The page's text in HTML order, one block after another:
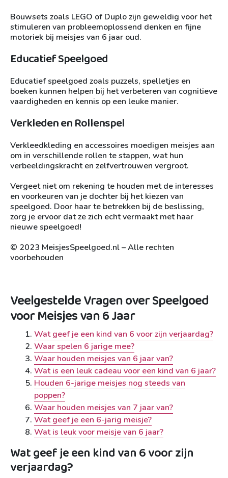
Bouwsets zoals LEGO of Duplo zijn geweldig voor het
stimuleren van probleemoplossend denken en fijne
motoriek bij meisjes van 6 jaar oud.
Educatief Speelgoed
Educatief speelgoed zoals puzzels, spelletjes en
boeken kunnen helpen bij het verbeteren van cognitieve
vaardigheden en kennis op een leuke manier.
Verkleden en Rollenspel
Verkleedkleding en accessoires moedigen meisjes aan
om in verschillende rollen te stappen, wat hun
verbeeldingskracht en zelfvertrouwen vergroot.
Vergeet niet om rekening te houden met de interesses
en voorkeuren van je dochter bij het kiezen van
speelgoed. Door haar te betrekken bij de beslissing,
zorg je ervoor dat ze zich echt vermaakt met haar
nieuwe speelgoed!
© 2023 MeisjesSpeelgoed.nl – Alle rechten
voorbehouden
Veelgestelde Vragen over Speelgoed
voor Meisjes van 6 Jaar
Wat geef je een kind van 6 voor zijn verjaardag?
Waar spelen 6 jarige mee?
Waar houden meisjes van 6 jaar van?
Wat is een leuk cadeau voor een kind van 6 jaar?
Houden 6-jarige meisjes nog steeds van
poppen?
Waar houden meisjes van 7 jaar van?
Wat geef je een 6-jarig meisje?
Wat is leuk voor meisje van 6 jaar?
Wat geef je een kind van 6 voor zijn
verjaardag?